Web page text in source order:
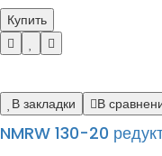
Купить
В закладки В
NMRW 130-20